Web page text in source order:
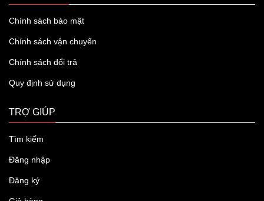
Chính sách bảo mật
Chính sách vận chuyển
Chính sách đổi trả
Quy định sử dụng
TRỢ GIÚP
Tìm kiếm
Đăng nhập
Đăng ký